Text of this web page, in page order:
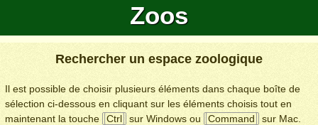
Zoos
Rechercher un espace zoologique
Il est possible de choisir plusieurs éléments dans chaque boîte de
sélection ci-dessous en cliquant sur les éléments choisis tout en
maintenant la touche
Ctrl sur Windows ou Command
sur Mac.